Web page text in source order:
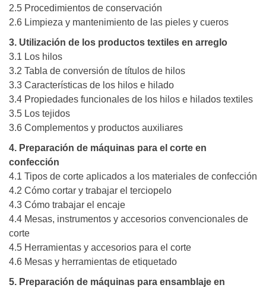
2.5 Procedimientos de conservación
2.6 Limpieza y mantenimiento de las pieles y cueros
3. Utilización de los productos textiles en arreglo
3.1 Los hilos
3.2 Tabla de conversión de títulos de hilos
3.3 Características de los hilos e hilado
3.4 Propiedades funcionales de los hilos e hilados textiles
3.5 Los tejidos
3.6 Complementos y productos auxiliares
4. Preparación de máquinas para el corte en
confección
4.1 Tipos de corte aplicados a los materiales de confección
4.2 Cómo cortar y trabajar el terciopelo
4.3 Cómo trabajar el encaje
4.4 Mesas, instrumentos y accesorios convencionales de
corte
4.5 Herramientas y accesorios para el corte
4.6 Mesas y herramientas de etiquetado
5. Preparación de máquinas para ensamblaje en